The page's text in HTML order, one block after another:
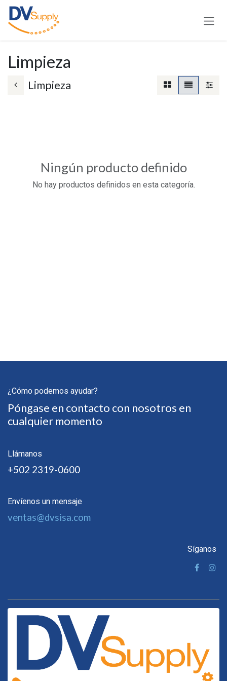
Ir al contenido
Limpieza
Limpieza
Ningún producto definido
No hay productos definidos en esta categoría.
¿Cómo podemos ayudar?
Póngase en contacto con nosotros en
cualquier momento
Llámanos
+502 2319-0600
Envíenos un mensaje
ventas@dvsisa.com
Síganos